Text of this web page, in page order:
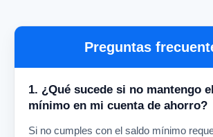
Preguntas
1. ¿Qué sucede si no mantengo
mínimo en mi cuenta de ahorro?
Si no cumples con el saldo mínimo